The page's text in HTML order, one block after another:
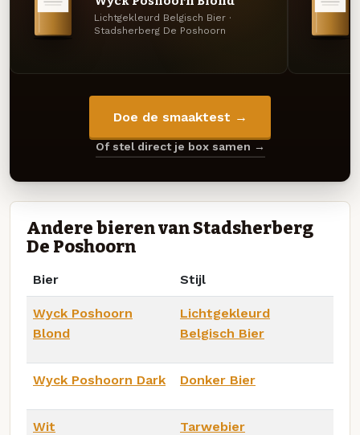
Lichtgekleurd Belgisch Bier ·
Stadsherberg De Poshoorn
Doe de smaaktest →
Of stel direct je box samen →
Andere bieren van Stadsherberg
De Poshoorn
Bier Stijl
Wyck Poshoorn
Blond
Lichtgekleurd
Belgisch Bier
Wyck Poshoorn Dark Donker Bier
Wit Tarwebier